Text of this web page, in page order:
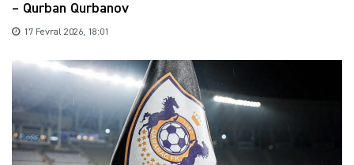
– Qurban Qurbanov
17 Fevral 2026, 18:01